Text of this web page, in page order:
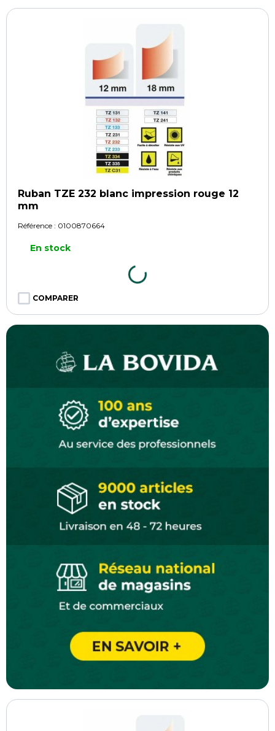
Ruban TZE 232 blanc impression rouge 12
mm
Référence : 0100870664
En stock
COMPARER